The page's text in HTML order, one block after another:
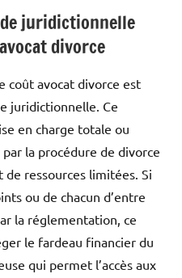
juridictionnelle
divorce
coût avocat divorce est
juridictionnelle. Ce
en charge totale ou
la procédure de divorce
de ressources limitées. Si
ou de chacun d’entre
la réglementation, ce
le fardeau financier du
qui permet l’accès aux